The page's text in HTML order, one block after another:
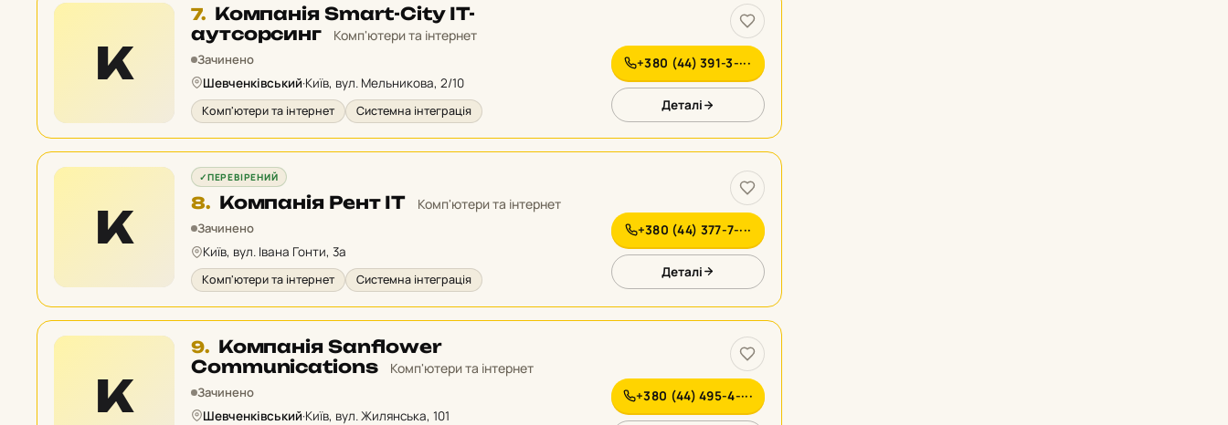
К
7. Місце
7
у
Компанія Smart-City IT-
аутсорсинг
Комп'ютери та інтернет
Зачинено
Шевченківський·Київ, вул. Мельникова, 2/10
Комп'ютери та інтернет Системна інтеграція
+380 (44) 391-3-···
Деталі
К
✓ПЕРЕВІРЕНИЙ
8. Місце
8
у
рейтингу:
Компанія Рент ІТ Комп'ютери та інтернет
Зачинено
Київ, вул. Івана Гонти, 3а
Комп'ютери та інтернет Системна інтеграція
+380 (44) 377-7-···
Деталі
К
9. Місце
9
у
Компанія Sanflower
Communications
Комп'ютери та інтернет
Зачинено
Шевченківський·Київ, вул. Жилянська, 101
+380 (44) 495-4-···